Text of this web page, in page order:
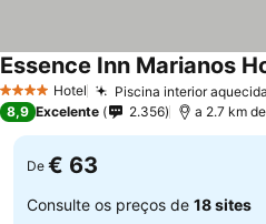
4 EstrelasHotel Piscina interior
Essence Inn Marianos
8,9 Excelente 2.356 a 2.7 km
De € 63
Consulte os preços de 18 sites